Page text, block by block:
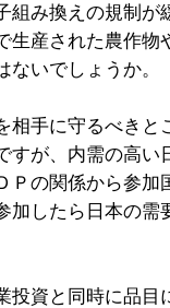
組み換えの規制
生産された農作物
ないでしょうか。
相手に守るべき
すが、内需の高い
Ｐの関係から参加
加したら日本の
投資と同時に品目